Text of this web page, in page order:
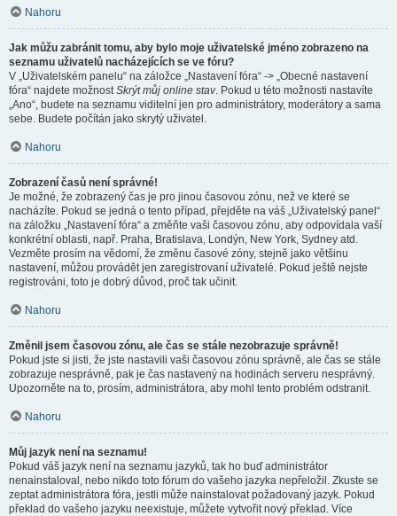
Nahoru
Jak můžu zabránit tomu, aby bylo moje uživatelské jméno zobrazeno na
seznamu uživatelů nacházejících se ve fóru?
V „Uživatelském panelu“ na záložce „Nastavení fóra“ -> „Obecné nastavení
fóra“ najdete možnostSkrýt můj online stav. Pokud u této možnosti nastavíte
„Ano“, budete na seznamu viditelní jen pro administrátory, moderátory a sama
sebe. Budete počítán jako skrytý uživatel.
Nahoru
Zobrazení časů není správné!
Je možné, že zobrazený čas je pro jinou časovou zónu, než ve které se
nacházíte. Pokud se jedná o tento případ, přejděte na váš „Uživatelský panel“
na záložku „Nastavení fóra“ a změňte vaši časovou zónu, aby odpovídala vaší
konkrétní oblasti, např. Praha, Bratislava, Londýn, New York, Sydney atd.
Vezměte prosím na vědomí, že změnu časové zóny, stejně jako většinu
nastavení, můžou provádět jen zaregistrovaní uživatelé. Pokud ještě nejste
registrováni, toto je dobrý důvod, proč tak učinit.
Nahoru
Změnil jsem časovou zónu, ale čas se stále nezobrazuje správně!
Pokud jste si jisti, že jste nastavili vaši časovou zónu správně, ale čas se stále
zobrazuje nesprávně, pak je čas nastavený na hodinách serveru nesprávný.
Upozorněte na to, prosím, administrátora, aby mohl tento problém odstranit.
Nahoru
Můj jazyk není na seznamu!
Pokud váš jazyk není na seznamu jazyků, tak ho buď administrátor
nenainstaloval, nebo nikdo toto fórum do vašeho jazyka nepřeložil. Zkuste se
zeptat administrátora fóra, jestli může nainstalovat požadovaný jazyk. Pokud
překlad do vašeho jazyku neexistuje, můžete vytvořit nový překlad. Více